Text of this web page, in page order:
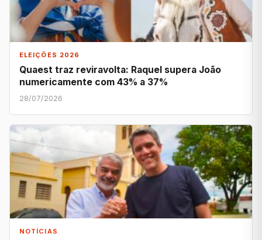
ELEIÇÕES 2026
Quaest traz reviravolta: Raquel supera João
numericamente com 43% a 37%
28/07/2026
NOTÍCIAS